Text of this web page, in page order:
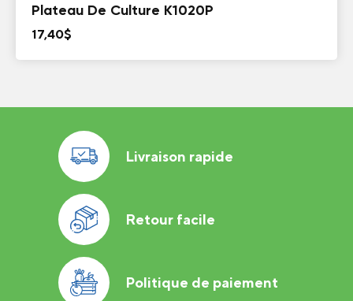
Plateau De Culture K1020P
17,40$
Livraison rapide
Retour facile
Politique de paiement